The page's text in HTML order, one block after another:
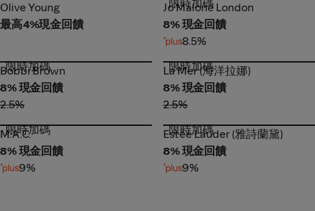
Olive Young
Olive Young
最高4%現金回饋
Jo Malone London
限時加碼
Jo Malone London
8% 現金回饋
8.5%
Bobbi Brown
限時加碼
Bobbi Brown
8% 現金回饋
2.5%
La Mer (海洋拉娜)
限時加碼
La Mer (海洋拉娜)
8% 現金回饋
2.5%
M.A.C.
限時加碼
M.A.C.
8% 現金回饋
9%
Estée Lauder (雅詩蘭黛)
限時加碼
Estée Lauder (雅詩蘭黛)
8% 現金回饋
9%